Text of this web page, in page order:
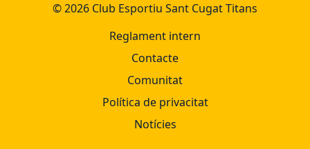
© 2026 Club Esportiu Sant Cugat Titans
Reglament intern
Contacte
Comunitat
Política de privacitat
Notícies